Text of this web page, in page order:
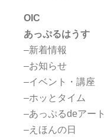
OIC
あっぷるはうす
–新着情報
–お知らせ
–イベント・講座
–ホッとタイム
–あっぷるdeアート
–えほんの日